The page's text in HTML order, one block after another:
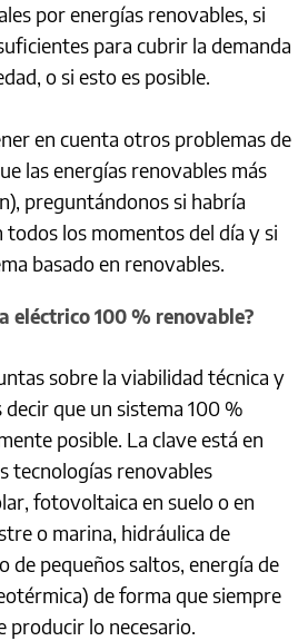
por energías renovables, si
para cubrir la demanda
o si esto es posible.
en cuenta otros problemas de
las energías renovables más
preguntándonos si habría
todos los momentos del día y si
basado en renovables.
eléctrico 100 % renovable?
sobre la viabilidad técnica y
que un sistema 100 %
posible. La clave está en
tecnologías renovables
fotovoltaica en suelo o en
o marina, hidráulica de
de pequeños saltos, energía de
de forma que siempre
producir lo necesario.